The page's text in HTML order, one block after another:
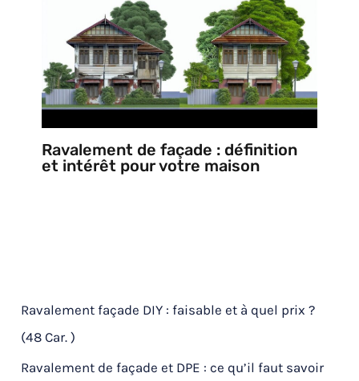
Ravalement de façade : définition
et intérêt pour votre maison
Ravalement façade DIY : faisable et à quel prix ?
(48 Car. )
Ravalement de façade et DPE : ce qu’il faut savoir